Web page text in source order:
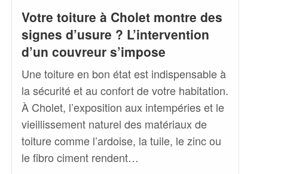
Votre toiture à Cholet montre des
signes d’usure ? L’intervention
d’un couvreur s’impose
Une toiture en bon état est indispensable à
la sécurité et au confort de votre habitation.
À Cholet, l’exposition aux intempéries et le
vieillissement naturel des matériaux de
toiture comme l’ardoise, la tuile, le zinc ou
le fibro ciment rendent…